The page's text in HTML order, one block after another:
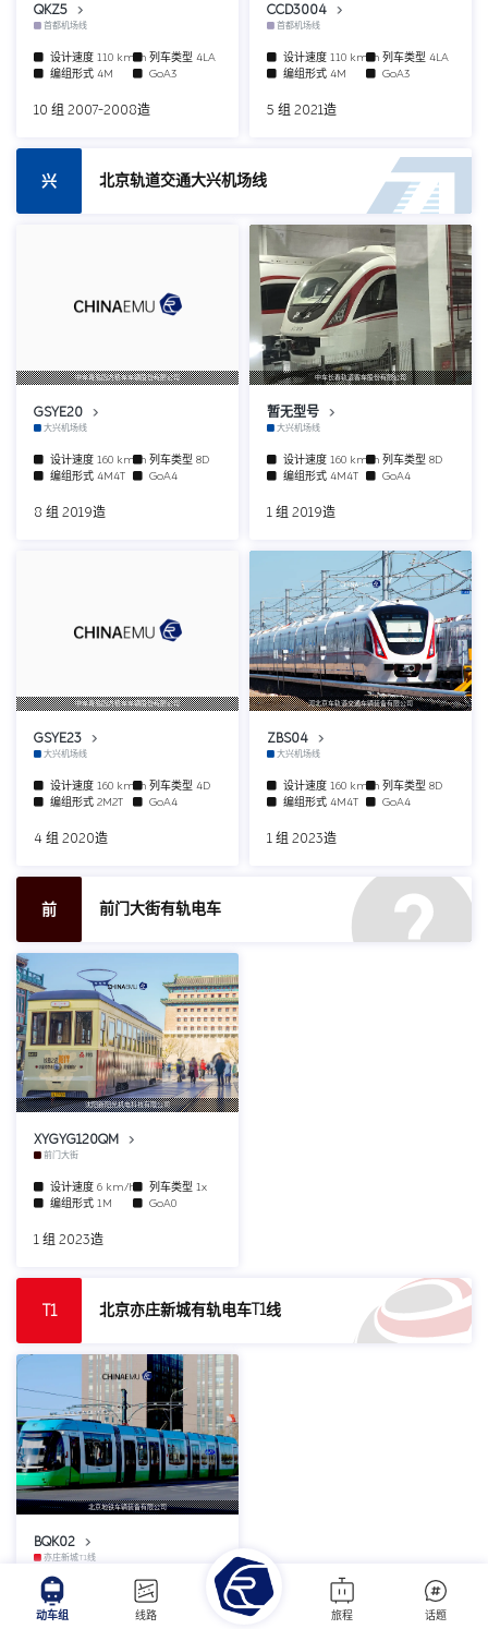
动车组 线路 旅程 话题
QKZ5
首都机场线
设计速度 110 km/h列车类型 4LA
编组形式 4M GoA3
10 组 2007-2008造
CCD3004
首都机场线
设计速度 110 km/h列车类型 4LA
编组形式 4M GoA3
5 组 2021造
兴 北京轨道交通大兴机场线
中车青岛四方机车车辆股份有限公司
GSYE20
大兴机场线
设计速度 160 km/h列车类型 8D
编组形式 4M4T GoA4
8 组 2019造
中车长春轨道客车股份有限公司
暂无型号
大兴机场线
设计速度 160 km/h列车类型 8D
编组形式 4M4T GoA4
1 组 2019造
中车青岛四方机车车辆股份有限公司
GSYE23
大兴机场线
设计速度 160 km/h列车类型 4D
编组形式 2M2T GoA4
4 组 2020造
河北京车轨道交通车辆装备有限公司
ZBS04
大兴机场线
设计速度 160 km/h列车类型 8D
编组形式 4M4T GoA4
1 组 2023造
前 前门大街有轨电车
沈阳新阳光机电科技有限公司
XYGYG120QM
前门大街
设计速度 6 km/h 列车类型 1x
编组形式 1M GoA0
1 组 2023造
T1 北京亦庄新城有轨电车T1线
北京地铁车辆装备有限公司
BQK02
亦庄新城T1线
设计速度 70 km/h列车类型
编组形式
2M1T2F GoA1